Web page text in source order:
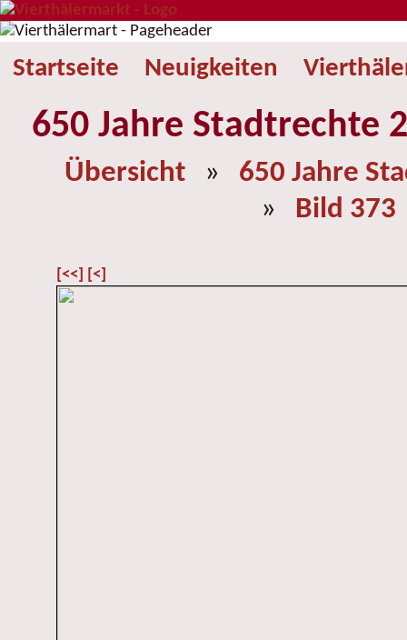
Startseite Neuigkeiten
650 Jahre Stadtrechte
Übersicht » 650 Jahre
» Bild 373
[<<] [<]